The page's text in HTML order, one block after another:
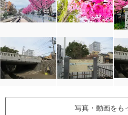
写真・動画をも